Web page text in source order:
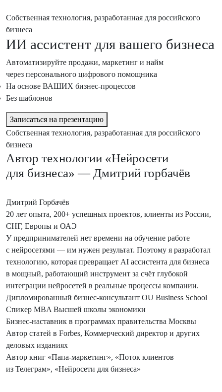
Собственная технология, разработанная для российского
бизнеса
ИИ ассистент для вашего бизнеса
Автоматизируйте продажи, маркетинг и найм
через персонального цифрового помощника
На основе ВАШИХ бизнес-процессов
Без шаблонов
Записаться на презентацию
Собственная технология, разработанная для российского
бизнеса
Автор технологии «Нейросети
для бизнеса» — Дмитрий горбачёв
Дмитрий Горбачёв
20 лет опыта, 200+ успешных проектов, клиенты из России,
СНГ, Европы и ОАЭ
У предпринимателей нет времени на обучение работе
с нейросетями — им нужен результат. Поэтому я разработал
технологию, которая превращает AI ассистента для бизнеса
в мощный, работающий инструмент за счёт глубокой
интеграции нейросетей в реальные процессы компании.
Дипломированный бизнес-консультант OU Business School
Спикер MBA Высшей школы экономики
Бизнес-наставник в программах правительства Москвы
Автор статей в Forbes, Коммерческий директор и других
деловых изданиях
Автор книг «Папа-маркетинг», «Поток клиентов
из Телеграм», «Нейросети для бизнеса»